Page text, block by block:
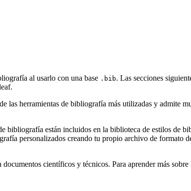
al usarlo con una base .bib. Las secciones
las herramientas de bibliografía más utilizadas y admite
bibliografía están incluidos en la biblioteca de estilos de
personalizados creando tu propio archivo de formato
científicos y técnicos. Para aprender más